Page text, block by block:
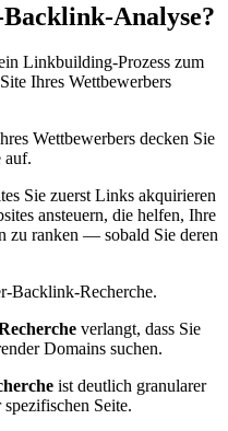
Analyse?
Linkbuilding-Prozess zum
Ihres Wettbewerbers
Wettbewerbers decken Sie
auf.
Sie zuerst Links akquirieren
ansteuern, die helfen, Ihre
zu ranken — sobald Sie deren
Backlink-Recherche.
verlangt, dass Sie
Domains suchen.
ist deutlich granularer
Seite.